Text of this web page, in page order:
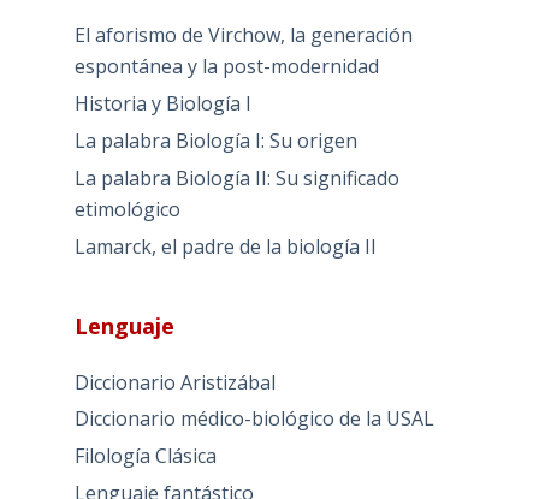
El aforismo de Virchow, la generación
espontánea y la post-modernidad
Historia y Biología I
La palabra Biología I: Su origen
La palabra Biología II: Su significado
etimológico
Lamarck, el padre de la biología II
Lenguaje
Diccionario Aristizábal
Diccionario médico-biológico de la USAL
Filología Clásica
Lenguaje fantástico